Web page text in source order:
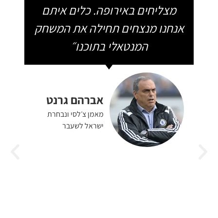
מצליחים באירופה. כלים איתם
אנחנו מנצחים תחילה את המשחק
המנטאלי בתוכנו״
אברהם גרנט
מאמן צ׳לסי ונבחרת
ישראל לשעבר